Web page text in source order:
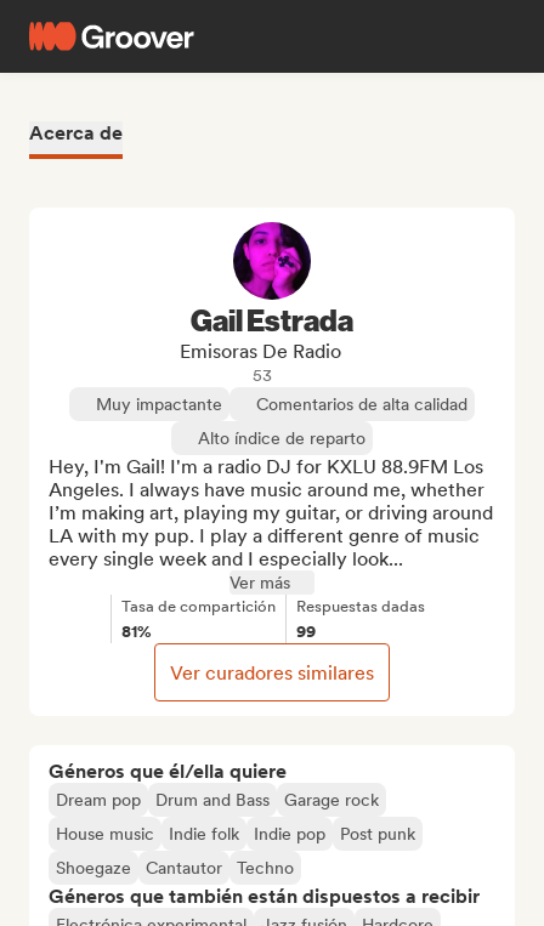
Acerca de
Géneros que él/ella quiere
Dream pop Drum and Bass
Garage rock
House music
Indie folk Indie pop
Post punk
Shoegaze
Cantautor Techno
Géneros que también están dispuestos a recibir
Gail Estrada
Emisoras De Radio
53
Muy impactante
Comentarios de alta calidad
Alto índice de reparto
Hey, I'm Gail! I'm a radio DJ for KXLU 88.9FM Los
Angeles. I always have music around me, whether
I’m making art, playing my guitar, or driving around
LA with my pup. I play a different genre of music
every single week and I especially look...
Ver más
Tasa de compartición
81%
Respuestas dadas
99
Ver curadores similares